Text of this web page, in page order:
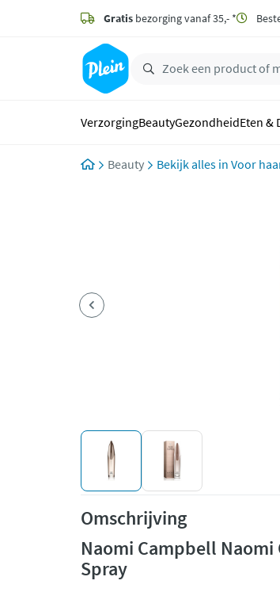
zoeken
hoofdinhoud
Gratis bezorging vanaf 35,- *
VerzorgingBeautyGezondheidEten &
Beauty Voor
Omschrijving
Naomi Campbell
Spray